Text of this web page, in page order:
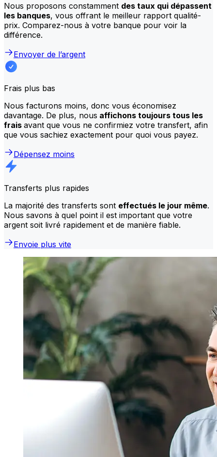
Nous proposons constamment des taux qui dépassent
les banques, vous offrant le meilleur rapport qualité-
prix. Comparez-nous à votre banque pour voir la
différence.
Envoyer de l’argent
Frais plus bas
Nous facturons moins, donc vous économisez
davantage. De plus, nous affichons toujours tous les
frais avant que vous ne confirmiez votre transfert, afin
que vous sachiez exactement pour quoi vous payez.
Dépensez moins
Transferts plus rapides
La majorité des transferts sont effectués le jour même.
Nous savons à quel point il est important que votre
argent soit livré rapidement et de manière fiable.
Envoie plus vite